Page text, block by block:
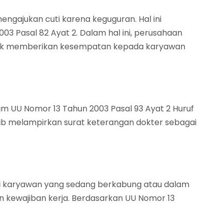
cuti karena keguguran. Hal ini
Pasal 82 Ayat 2. Dalam hal ini, perusahaan
memberikan kesempatan kepada karyawan
UU Nomor 13 Tahun 2003 Pasal 93 Ayat 2 Huruf
melampirkan surat keterangan dokter sebagai
yang sedang berkabung atau dalam
kerja. Berdasarkan UU Nomor 13